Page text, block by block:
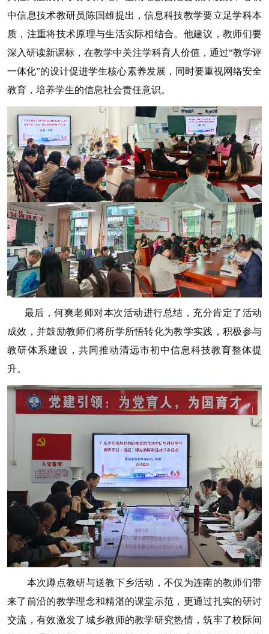
中信息技术教研员陈国雄提出，信息科技教学要立足学科本
质，注重将技术原理与生活实际相结合。他建议 ，教师们要
深入研读新课标，在教学中关注学科育人价值，通过“教学评
一体化”的设计促进学生核心素养发展，同时要重视网络安全
教育，培养学生的信息社会责任意识。
最后，何爽老师对本次活动进行总结，充分肯定了活动
成效，并鼓励教师们将所学所悟转化为教学实践，积极参与
教研体系建设，共同推动清远市初中信息科技教育整体提
升。
本次蹲点教研与送教下乡活动，不仅为连南的教师们带
来了前沿的教学理念和精湛的课堂示范，更通过扎实的研讨
交流，有效激发了城乡教师的教学研究热情，筑牢了校际间